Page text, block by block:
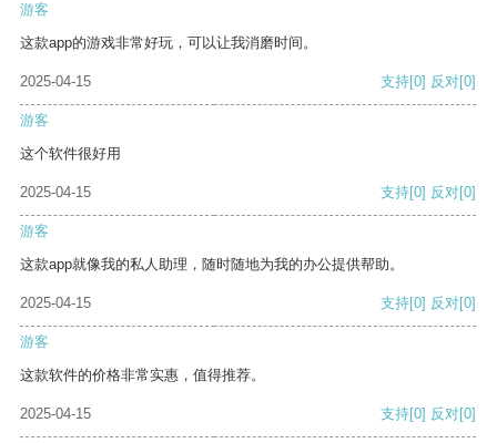
游客
这款app的游戏非常好玩，可以让我消磨时间。
2025-04-15 支持[0] 反对[0]
游客
这个软件很好用
2025-04-15 支持[0] 反对[0]
游客
这款app就像我的私人助理，随时随地为我的办公提供帮助。
2025-04-15 支持[0] 反对[0]
游客
这款软件的价格非常实惠，值得推荐。
2025-04-15 支持[0] 反对[0]